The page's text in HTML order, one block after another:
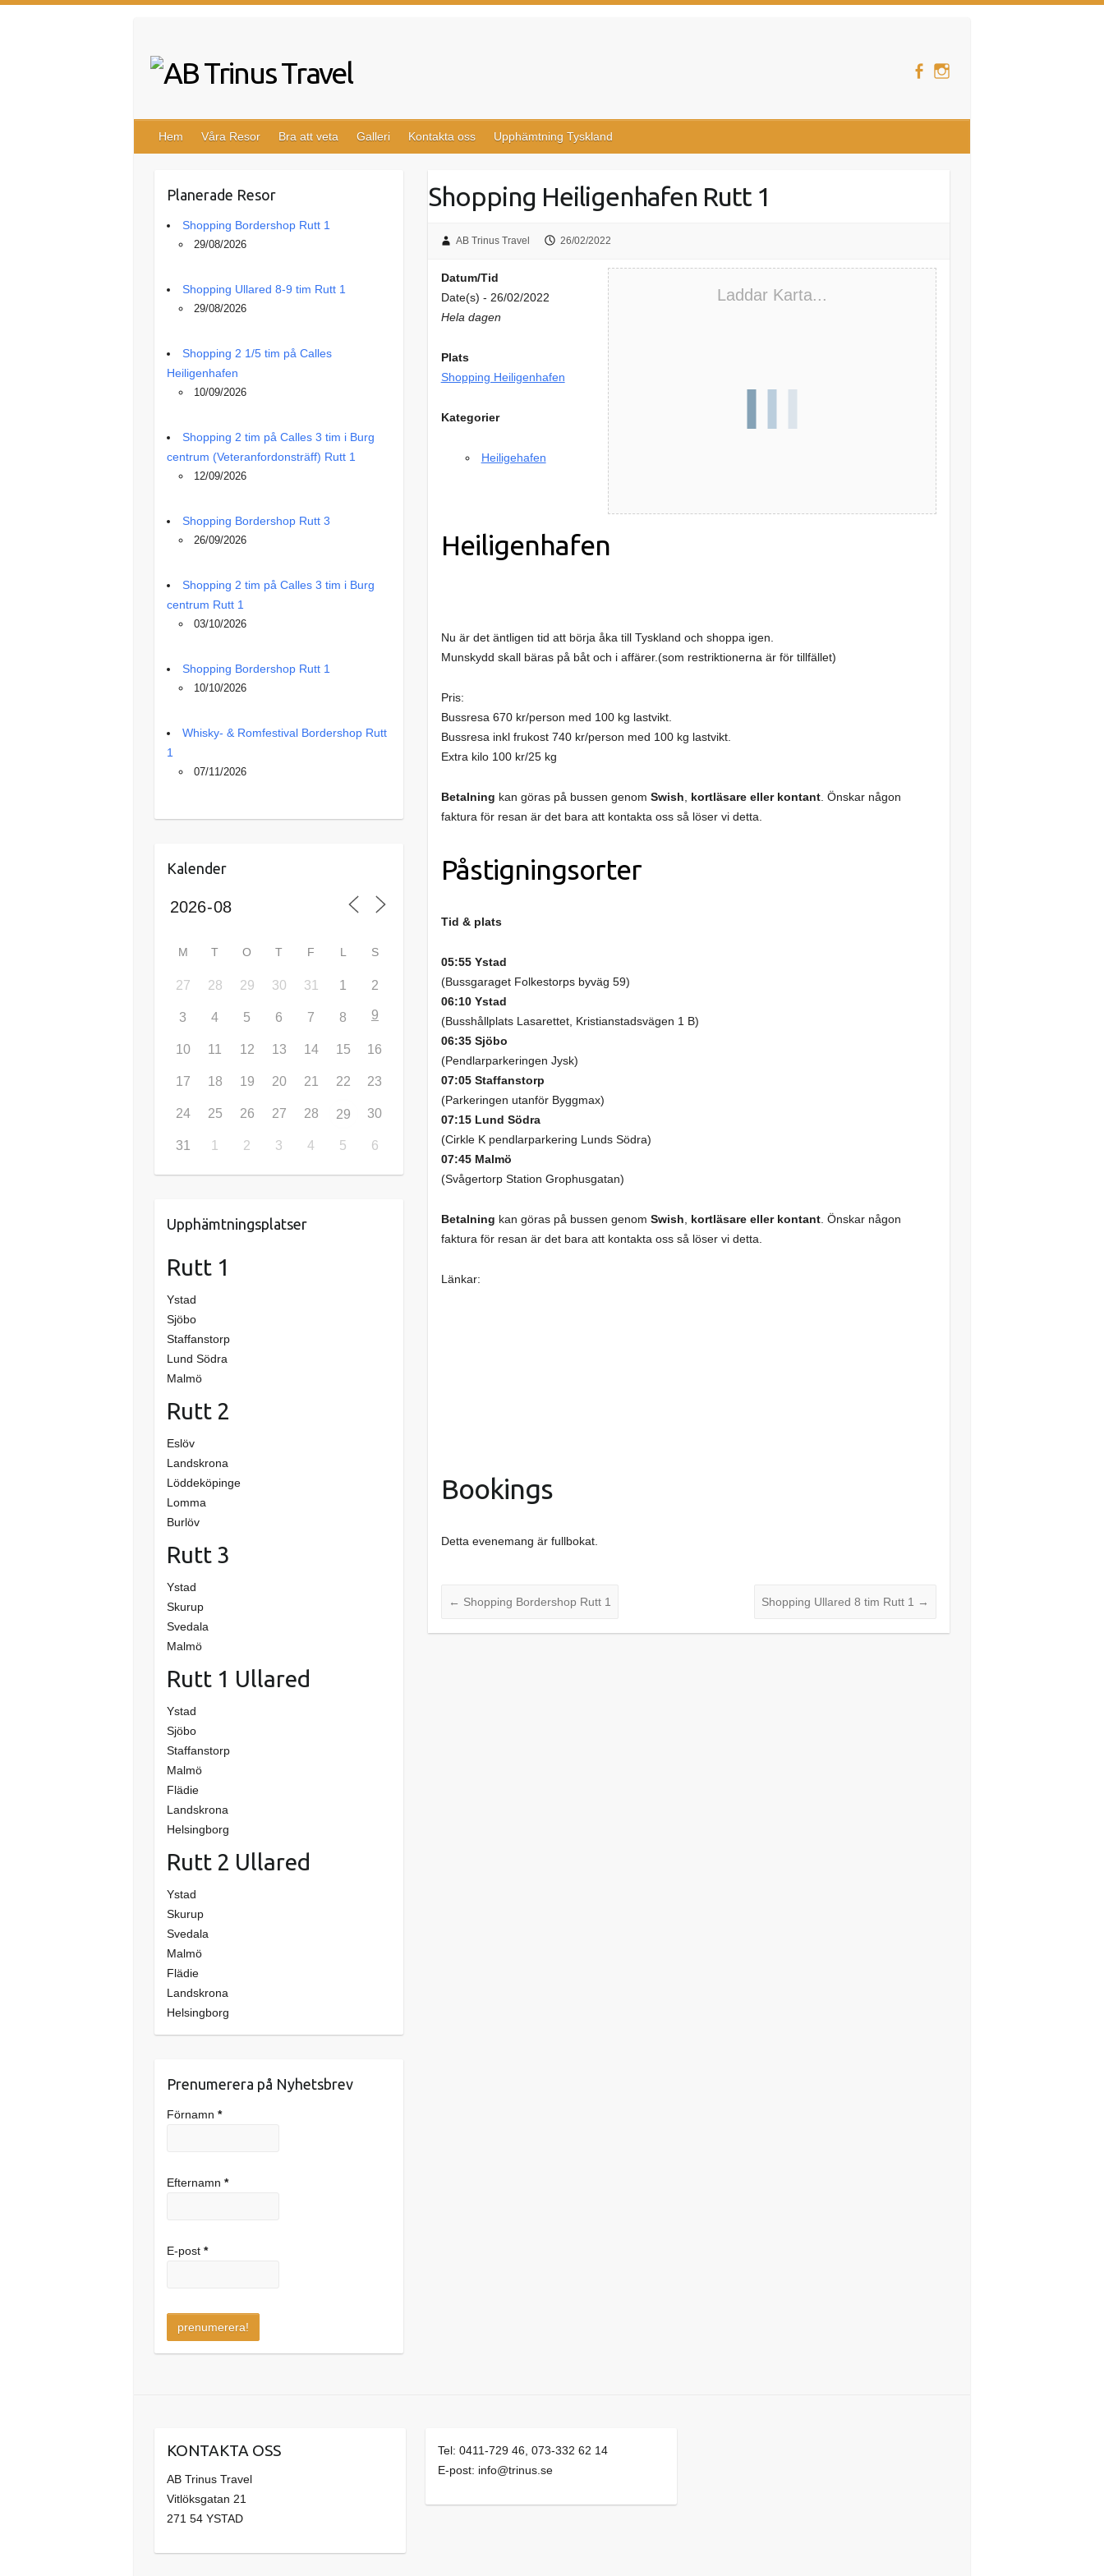
Hem Våra Resor Bra att veta Galleri Kontakta oss Upphämtning Tyskland
Shopping Heiligenhafen Rutt 1
AB Trinus Travel 26/02/2022
Laddar Karta...
Datum/Tid
Date(s) - 26/02/2022
Hela dagen
Plats
Shopping Heiligenhafen
Kategorier
Heiligehafen
Heiligenhafen
Nu är det äntligen tid att börja åka till Tyskland och shoppa igen.
Munskydd skall bäras på båt och i affärer.(som restriktionerna är för tillfället)
Pris:
Bussresa 670 kr/person med 100 kg lastvikt.
Bussresa inkl frukost 740 kr/person med 100 kg lastvikt.
Extra kilo 100 kr/25 kg
Betalning kan göras på bussen genom Swish kortläsare eller kontant. Önskar någon
faktura för resan är det bara att kontakta oss så löser vi detta.
Påstigningsorter
Tid & plats
05:55 Ystad
(Bussgaraget Folkestorps byväg 59)
06:10 Ystad
(Busshållplats Lasarettet, Kristianstadsvägen 1 B)
06:35 Sjöbo
(Pendlarparkeringen Jysk)
07:05 Staffanstorp
(Parkeringen utanför Byggmax)
07:15 Lund Södra
(Cirkle K pendlarparkering Lunds Södra)
07:45 Malmö
(Svågertorp Station Grophusgatan)
Betalning kan göras på bussen genom Swish kortläsare eller kontant. Önskar någon
faktura för resan är det bara att kontakta oss så löser vi detta.
Länkar:
Bookings
Detta evenemang är fullbokat.
← Shopping Bordershop Rutt 1 Shopping Ullared 8 tim Rutt 1 →
Planerade Resor
Shopping Bordershop Rutt 1
29/08/2026
Shopping Ullared 8-9 tim Rutt 1
29/08/2026
Shopping 2 1/5 tim på Calles
Heiligenhafen
10/09/2026
Shopping 2 tim på Calles 3 tim i Burg
centrum (Veteranfordonsträff) Rutt 1
12/09/2026
Shopping Bordershop Rutt 3
26/09/2026
Shopping 2 tim på Calles 3 tim i Burg
centrum Rutt 1
03/10/2026
Shopping Bordershop Rutt 1
10/10/2026
Whisky- & Romfestival Bordershop Rutt
1
07/11/2026
Kalender
M T O T F L S
27 28 29 30 31 1 2
3 4 5 6 7 8 9
10 11 12 13 14 15 16
17 18 19 20 21 22 23
24 25 26 27 28 29 30
31 1 2 3 4 5 6
Upphämtningsplatser
Rutt 1
Ystad
Sjöbo
Staffanstorp
Lund Södra
Malmö
Rutt 2
Eslöv
Landskrona
Löddeköpinge
Lomma
Burlöv
Rutt 3
Ystad
Skurup
Svedala
Malmö
Rutt 1 Ullared
Ystad
Sjöbo
Staffanstorp
Malmö
Flädie
Landskrona
Helsingborg
Rutt 2 Ullared
Ystad
Skurup
Svedala
Malmö
Flädie
Landskrona
Helsingborg
Prenumerera på Nyhetsbrev
Förnamn*
Efternamn*
E-post*
KONTAKTA OSS
AB Trinus Travel
Vitlöksgatan 21
271 54 YSTAD
Tel: 0411-729 46, 073-332 62 14
E-post: info@trinus.se